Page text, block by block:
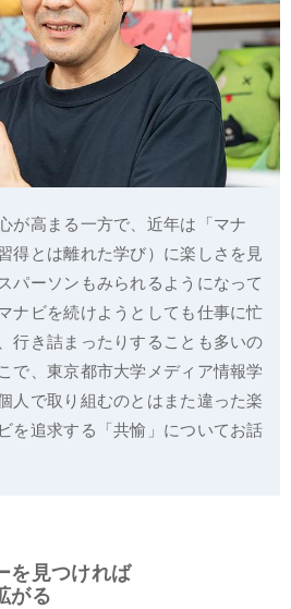
が高まる一方で、近年は「マナ
得とは離れた学び）に楽しさを見
パーソンもみられるようになって
ナビを続けようとしても仕事に忙
行き詰まったりすることも多いの
で、東京都市大学メディア情報学
人で取り組むのとはまた違った楽
を追求する「共愉」についてお話
を見つければ
がる